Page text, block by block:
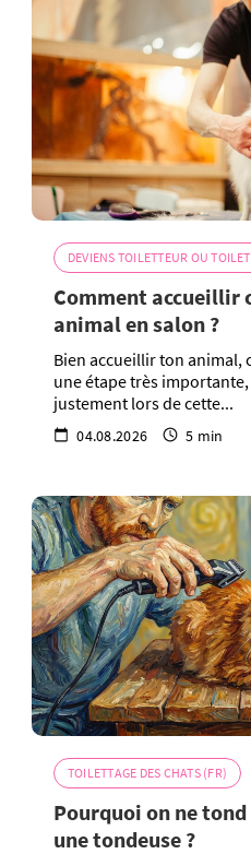
DEVIENS TOILETTEUR OU
Comment accueillir
animal en salon ?
Bien accueillir ton animal,
une étape très importante,
justement lors de cette...
04.08.2026 5 min
TOILETTAGE DES CHATS (FR)
Pourquoi on ne
une tondeuse ?